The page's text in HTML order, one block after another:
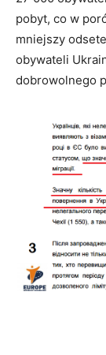
pobyt, co w
mniejszy
obywateli
dobrowolnego